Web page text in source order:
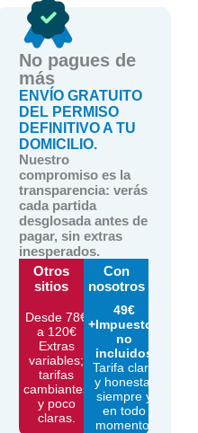
No pagues de
más
ENVÍO GRATUITO
DEL PERMISO
DEFINITIVO A TU
DOMICILIO.
Nuestro
compromiso es la
transparencia: verás
cada partida
desglosada antes de
pagar, sin extras
inesperados.
Otros
sitios
Con
nosotros
Desde 78€
a 120€
Extras
variables;
tarifas
cambiantes
y poco
claras.
49€
+Impuestos
no
incluidos
Tarifa clara
y honesta,
siempre y
en todo
momento.